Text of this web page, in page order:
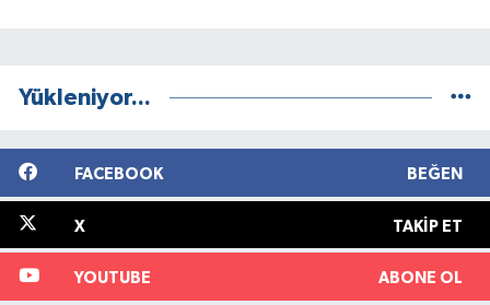
Yükleniyor...
FACEBOOK BEĞEN
X TAKIP ET
YOUTUBE ABONE OL